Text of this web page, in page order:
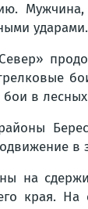
ударами.
в
в
на
края.